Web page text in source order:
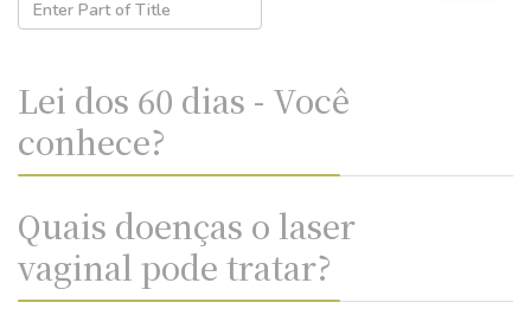
Lei dos 60 dias - Você
conhece?
Quais doenças o laser
vaginal pode tratar?